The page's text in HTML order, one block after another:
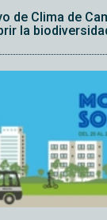
de Clima de
la